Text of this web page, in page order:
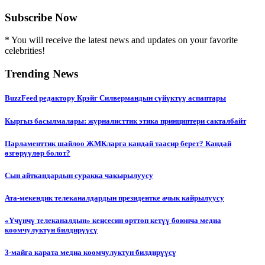
Subscribe Now
* You will receive the latest news and updates on your favorite
celebrities!
Trending News
BuzzFeed редактору Крэйг Силвермандын сүйүктүү аспаптары
Кыргыз басылмалары: журналисттик этика принциптери сакталбайт
Парламенттик шайлоо ЖМКларга кандай таасир берет? Кандай
өзгөрүүлөр болот?
Сын айткандардын суракка чакырылуусу
Ата-мекендик телеканалдардын президентке ачык кайрылуусу
«Үчүнчү телеканалдын» кеңсесин өрттөп кетүү боюнча медиа
коомчулуктун билдирүүсү
3-майга карата медиа коомчулуктун билдирүүсү